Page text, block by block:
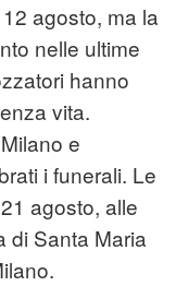
agosto, ma la
nelle ultime
hanno
vita.
e
i funerali. Le
agosto, alle
di Santa Maria